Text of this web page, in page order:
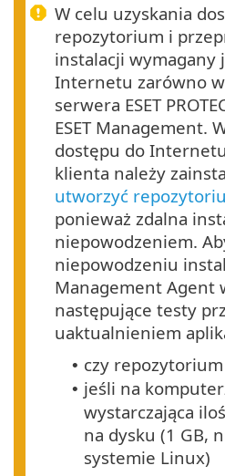
W celu uzyskania
repozytorium i
instalacji wymagany
Internetu zarówno
serwera ESET
ESET Management.
dostępu do
klienta należy
utworzyć
ponieważ zdalna
niepowodzeniem.
niepowodzeniu
Management Agent
następujące testy
uaktualnieniem
• czy
• jeśli na
wystarczająca
na dysku (1 GB,
systemie Linux)